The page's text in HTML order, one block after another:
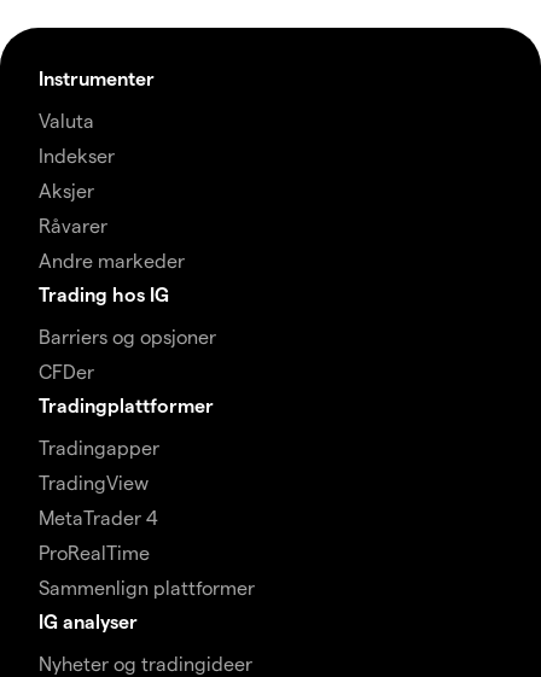
Instrumenter
Valuta
Indekser
Aksjer
Råvarer
Andre markeder
Trading hos IG
Barriers og opsjoner
CFDer
Tradingplattformer
Tradingapper
TradingView
MetaTrader 4
ProRealTime
Sammenlign plattformer
IG analyser
Nyheter og tradingideer